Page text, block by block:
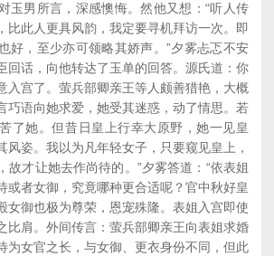
男所言，深感懊悔。然他又想：“听人传
比此人更具风韵，我定要寻机拜访一次。即
好，至少亦可领略其娇声。”夕雾忐忑不安
回话，向他转达了玉单的回答。源氏道：你
入宫了。萤兵部卿亲王等人颇善猎艳，大概
巧语向她求爱，她受其迷惑，动了情思。若
了她。但昔日皇上行幸大原野，她一见皇
风姿。我以为凡年轻女子，只要窥见皇上，
故才让她去作尚待的。”夕雾答道：“依表姐
或者女御，究竟哪种更合适呢？官中秋好皇
女御也极为尊荣，恩宠殊隆。表姐入宫即使
比肩。外间传言：萤兵部卿亲王向表姐求婚
为女官之长，与女御、更衣身份不同，但此